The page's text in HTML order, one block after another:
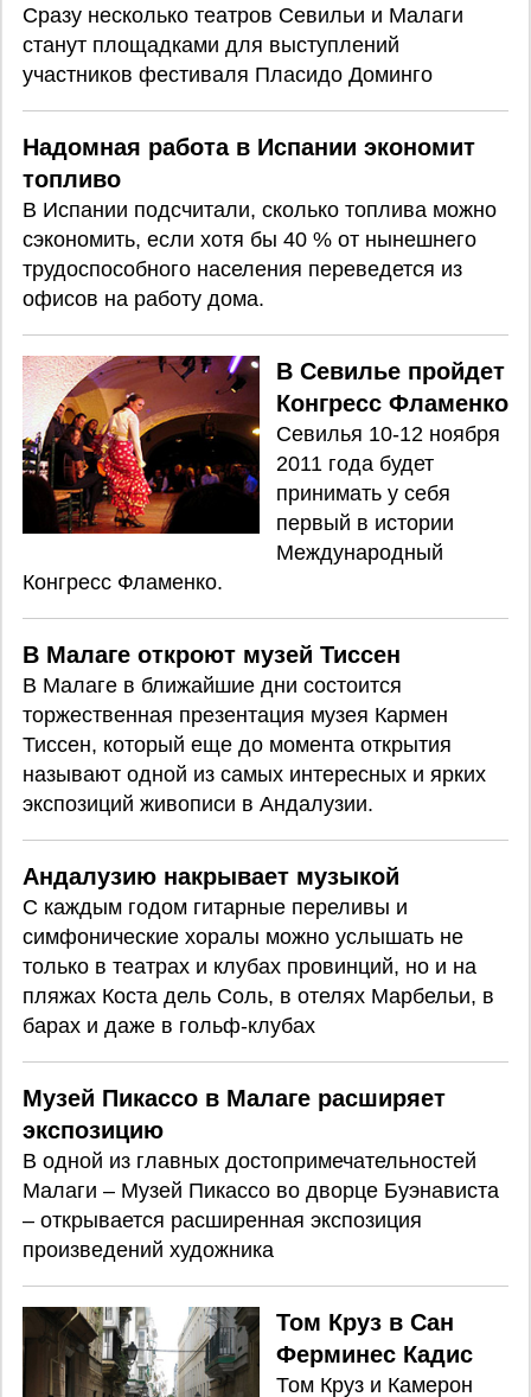
Сразу несколько театров Севильи и Малаги
станут площадками для выступлений
участников фестиваля Пласидо Доминго
Надомная работа в Испании экономит
топливо
В Испании подсчитали, сколько топлива можно
сэкономить, если хотя бы 40 % от нынешнего
трудоспособного населения переведется из
офисов на работу дома.
В Севилье пройдет
Конгресс Фламенко
Севилья 10-12 ноября
2011 года будет
принимать у себя
первый в истории
Международный
Конгресс Фламенко.
В Малаге откроют музей Тиссен
В Малаге в ближайшие дни состоится
торжественная презентация музея Кармен
Тиссен, который еще до момента открытия
называют одной из самых интересных и ярких
экспозиций живописи в Андалузии.
Андалузию накрывает музыкой
С каждым годом гитарные переливы и
симфонические хоралы можно услышать не
только в театрах и клубах провинций, но и на
пляжах Коста дель Соль, в отелях Марбельи, в
барах и даже в гольф-клубах
Музей Пикассо в Малаге расширяет
экспозицию
В одной из главных достопримечательностей
Малаги – Музей Пикассо во дворце Буэнависта
– открывается расширенная экспозиция
произведений художника
Том Круз в Сан
Ферминес Кадис
Том Круз и Камерон